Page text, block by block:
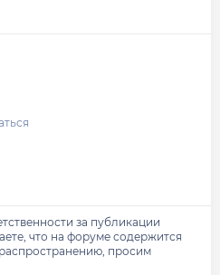
за публикации
что на форуме содержится
просим